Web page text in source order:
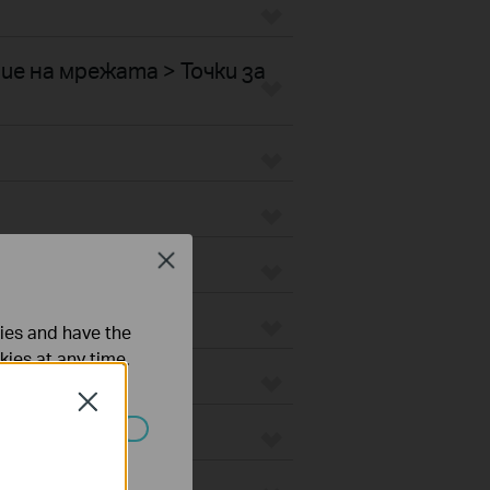
на мрежата > Точки за
Close
and have the
at any time.
in your
Close